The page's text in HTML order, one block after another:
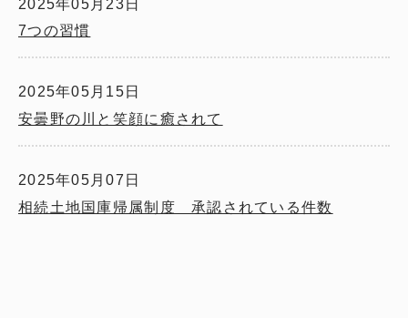
2025年05月23日
7つの習慣
2025年05月15日
安曇野の川と笑顔に癒されて
2025年05月07日
相続土地国庫帰属制度 承認されている件数